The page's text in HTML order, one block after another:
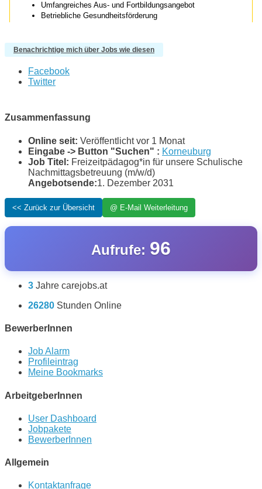
Benachrichtige mich über Jobs wie diesen
Facebook
Twitter
Zusammenfassung
Online seit: Veröffentlicht vor 1 Monat
Eingabe -> Button "Suchen" : Korneuburg
Job Titel: Freizeitpädagog*in für unsere Schulische
Nachmittagsbetreuung (m/w/d)
Angebotsende:1. Dezember 2031
Aufrufe: 96
3 Jahre carejobs.at
26280 Stunden Online
BewerberInnen
Job Alarm
Profileintrag
Meine Bookmarks
ArbeitgeberInnen
User Dashboard
Jobpakete
BewerberInnen
Allgemein
Kontaktanfrage